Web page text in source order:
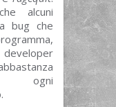
alcuni
bug che
ogni